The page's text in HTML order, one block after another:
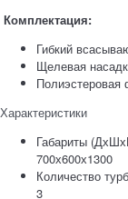
Комплектация:
Гибкий
Щелевая
Полиэстеровая
Характеристики
Габариты
700х600х1300
Количество
3